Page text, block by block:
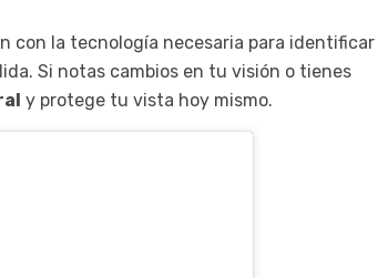
con la tecnología necesaria para identificar
Si notas cambios en tu visión o tienes
y protege tu vista hoy mismo.